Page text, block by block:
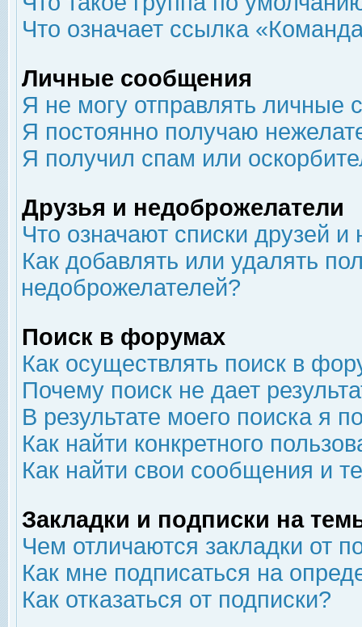
Что означает ссылка
Личные сообщения
Я не могу отправлять личные
Я постоянно получаю
Я получил спам или
Друзья и недоброжелатели
Что означают списки друзей
Как добавлять или удалять
недоброжелателей?
Поиск в форумах
Как осуществлять поиск в
Почему поиск не дает
В результате моего поиска я
Как найти конкретного
Как найти свои сообщения и
Закладки и подписки на
Чем отличаются закладки от
Как мне подписаться на
Как отказаться от подписки?